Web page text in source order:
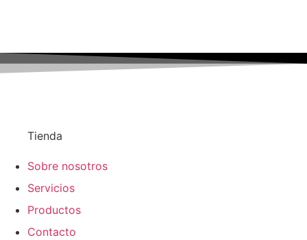
Tienda
Sobre nosotros
Servicios
Productos
Contacto